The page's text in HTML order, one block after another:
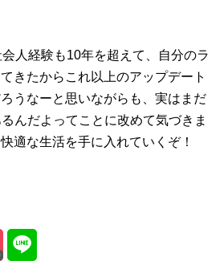
人経験も10年を超えて、自分のラ
きたからこれ以上のアップデート
うなーと思いながらも、実はまだ
んだよってことに改めて気づきま
適な生活を手に入れていくぞ！